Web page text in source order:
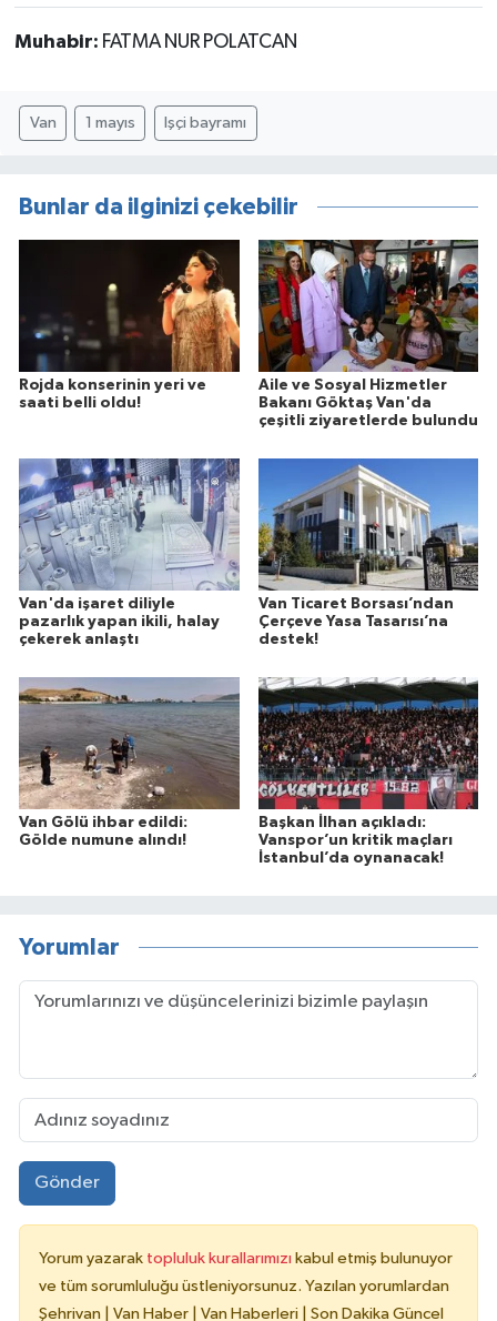
Muhabir: FATMA NUR POLATCAN
Van 1 mayıs Işçi bayramı
Bunlar da ilginizi çekebilir
Rojda konserinin yeri ve
saati belli oldu!
Aile ve Sosyal Hizmetler
Bakanı Göktaş Van'da
çeşitli ziyaretlerde bulundu
Van'da işaret diliyle
pazarlık yapan ikili, halay
çekerek anlaştı
Van Ticaret Borsası’ndan
Çerçeve Yasa Tasarısı’na
destek!
Van Gölü ihbar edildi:
Gölde numune alındı!
Başkan İlhan açıkladı:
Vanspor’un kritik maçları
İstanbul’da oynanacak!
Yorumlar
Gönder
Yorum yazarak topluluk kurallarımızı kabul etmiş bulunuyor
ve tüm sorumluluğu üstleniyorsunuz. Yazılan yorumlardan
Şehrivan | Van Haber | Van Haberleri | Son Dakika Güncel